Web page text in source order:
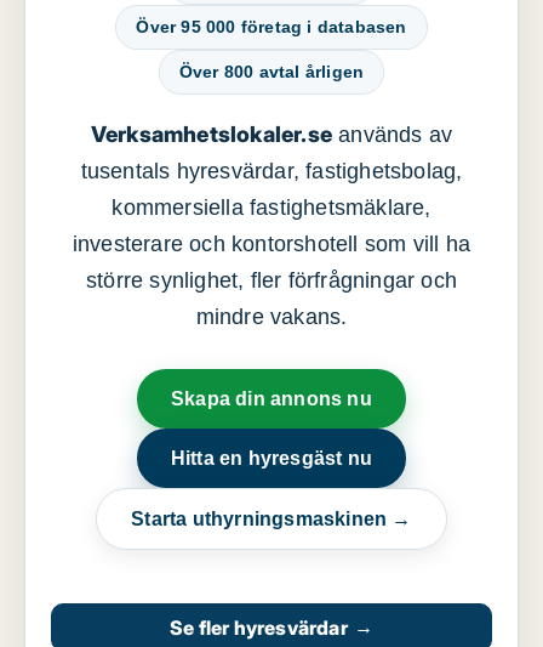
Över 95 000 företag i databasen
Över 800 avtal årligen
Verksamhetslokaler.se används av
tusentals hyresvärdar, fastighetsbolag,
kommersiella fastighetsmäklare,
investerare och kontorshotell som vill ha
större synlighet, fler förfrågningar och
mindre vakans.
Skapa din annons nu
Hitta en hyresgäst nu
Starta uthyrningsmaskinen →
Se fler hyresvärdar →